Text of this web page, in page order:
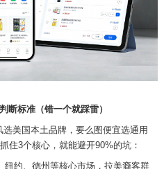
断标准（错一个就踩雷）
美国本土品牌，要么图便宜选通用
住3个核心，就能避开90%的坑：
纽约、德州等核心市场，拉美裔客群